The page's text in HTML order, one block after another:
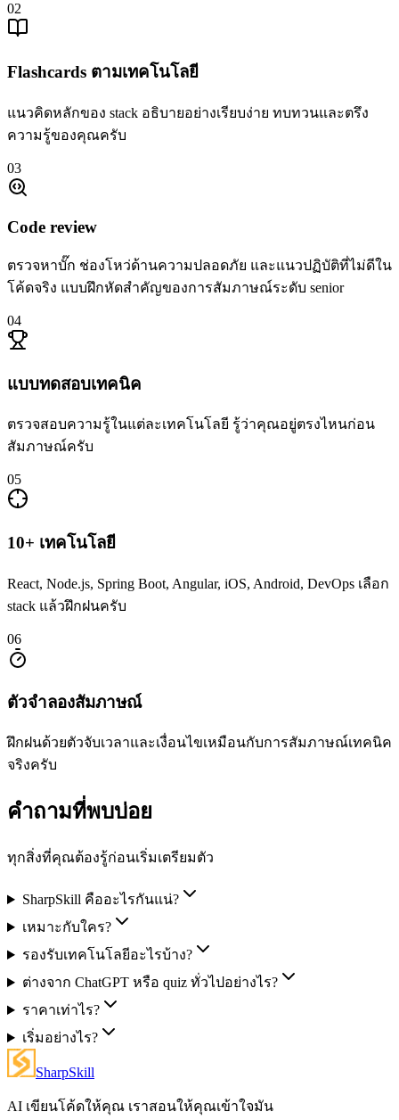
02
Flashcards ตามเทคโนโลยี
แนวคิดหลักของ stack อธิบายอย่างเรียบง่าย ทบทวนและตรึง
ความรู้ของคุณครับ
03
Code review
ตรวจหาบั๊ก ช่องโหว่ด้านความปลอดภัย และแนวปฏิบัติที่ไม่ดีใน
โค้ดจริง แบบฝึกหัดสำคัญของการสัมภาษณ์ระดับ senior
04
แบบทดสอบเทคนิค
ตรวจสอบความรู้ในแต่ละเทคโนโลยี รู้ว่าคุณอยู่ตรงไหนก่อน
สัมภาษณ์ครับ
05
10+ เทคโนโลยี
React, Node.js, Spring Boot, Angular, iOS, Android, DevOps เลือก
stack แล้วฝึกฝนครับ
06
ตัวจำลองสัมภาษณ์
ฝึกฝนด้วยตัวจับเวลาและเงื่อนไขเหมือนกับการสัมภาษณ์เทคนิค
จริงครับ
คำถามที่พบบ่อย
ทุกสิ่งที่คุณต้องรู้ก่อนเริ่มเตรียมตัว
SharpSkill คืออะไรกันแน่?
เหมาะกับใคร?
รองรับเทคโนโลยีอะไรบ้าง?
ต่างจาก ChatGPT หรือ quiz ทั่วไปอย่างไร?
ราคาเท่าไร?
เริ่มอย่างไร?
SharpSkill
AI เขียนโค้ดให้คุณ เราสอนให้คุณเข้าใจมัน